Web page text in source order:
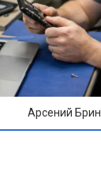
Арсений Брин